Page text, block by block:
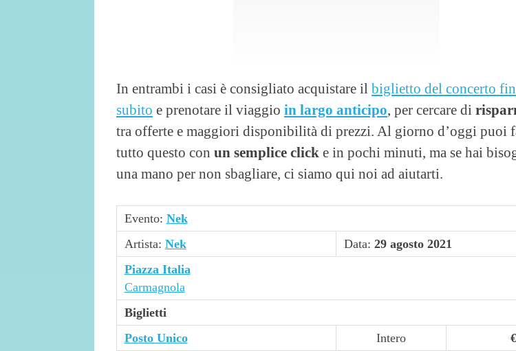
In entrambi i casi è consigliato acquistare il biglietto del concerto
subito e prenotare il viaggio in largo anticipo, per cercare di
tra offerte e maggiori disponibilità di prezzi. Al giorno d’oggi puoi
tutto questo con un semplice click e in pochi minuti, ma se hai
una mano per non sbagliare, ci siamo qui noi ad aiutarti.
Evento: Nek
Artista: Nek Data: 29 agosto 2021
Piazza Italia
Carmagnola
Biglietti
Posto Unico
Intero